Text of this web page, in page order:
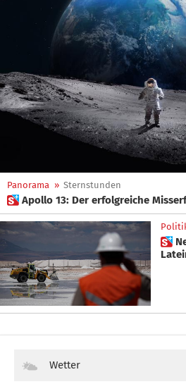
Panorama » Sternstunden
 Apollo 13: Der erfolgreiche
 Neue Missionen für
Wetter